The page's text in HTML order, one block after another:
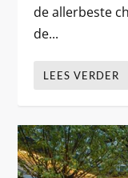
de allerbeste
de...
LEES VERDER